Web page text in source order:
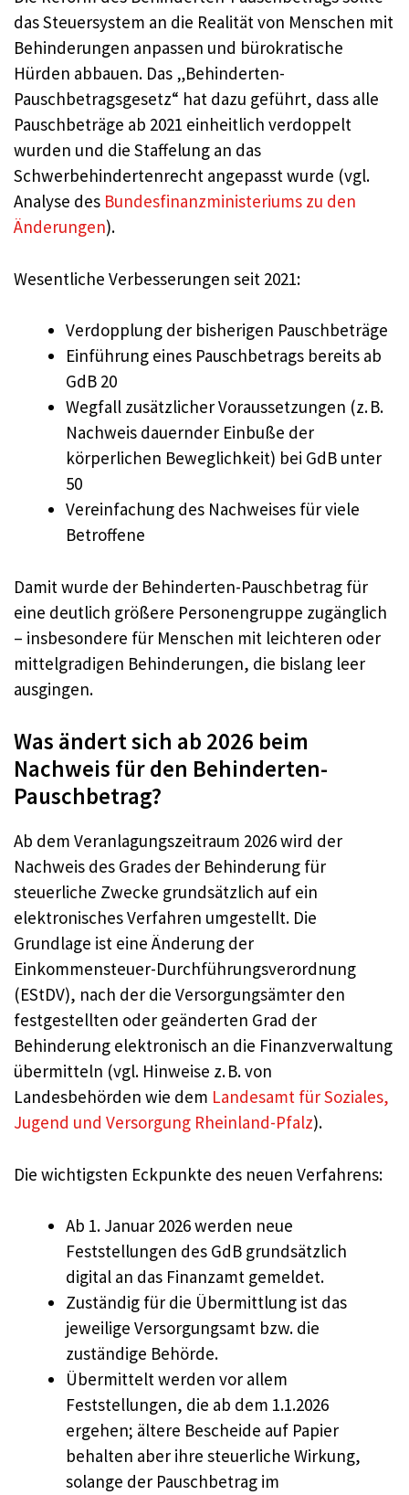
das Steuersystem an die Realität von Menschen mit
Behinderungen anpassen und bürokratische
Hürden abbauen. Das „Behinderten-
Pauschbetragsgesetz“ hat dazu geführt, dass alle
Pauschbeträge ab 2021 einheitlich verdoppelt
wurden und die Staffelung an das
Schwerbehindertenrecht angepasst wurde (vgl.
Analyse des Bundesfinanzministeriums zu den
Änderungen).
Wesentliche Verbesserungen seit 2021:
Verdopplung der bisherigen Pauschbeträge
Einführung eines Pauschbetrags bereits ab
GdB 20
Wegfall zusätzlicher Voraussetzungen (z. B.
Nachweis dauernder Einbuße der
körperlichen Beweglichkeit) bei GdB unter
50
Vereinfachung des Nachweises für viele
Betroffene
Damit wurde der Behinderten-Pauschbetrag für
eine deutlich größere Personengruppe zugänglich
– insbesondere für Menschen mit leichteren oder
mittelgradigen Behinderungen, die bislang leer
ausgingen.
Was ändert sich ab 2026 beim
Nachweis für den Behinderten-
Pauschbetrag?
Ab dem Veranlagungszeitraum 2026 wird der
Nachweis des Grades der Behinderung für
steuerliche Zwecke grundsätzlich auf ein
elektronisches Verfahren umgestellt. Die
Grundlage ist eine Änderung der
Einkommensteuer-Durchführungsverordnung
(EStDV), nach der die Versorgungsämter den
festgestellten oder geänderten Grad der
Behinderung elektronisch an die Finanzverwaltung
übermitteln (vgl. Hinweise z. B. von
Landesbehörden wie dem Landesamt für Soziales,
Jugend und Versorgung Rheinland-Pfalz).
Die wichtigsten Eckpunkte des neuen Verfahrens:
Ab 1. Januar 2026 werden neue
Feststellungen des GdB grundsätzlich
digital an das Finanzamt gemeldet.
Zuständig für die Übermittlung ist das
jeweilige Versorgungsamt bzw. die
zuständige Behörde.
Übermittelt werden vor allem
Feststellungen, die ab dem 1.1.2026
ergehen; ältere Bescheide auf Papier
behalten aber ihre steuerliche Wirkung,
solange der Pauschbetrag im